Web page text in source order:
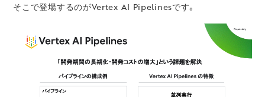
そこで登場するのがVertex AI Pipelinesです。